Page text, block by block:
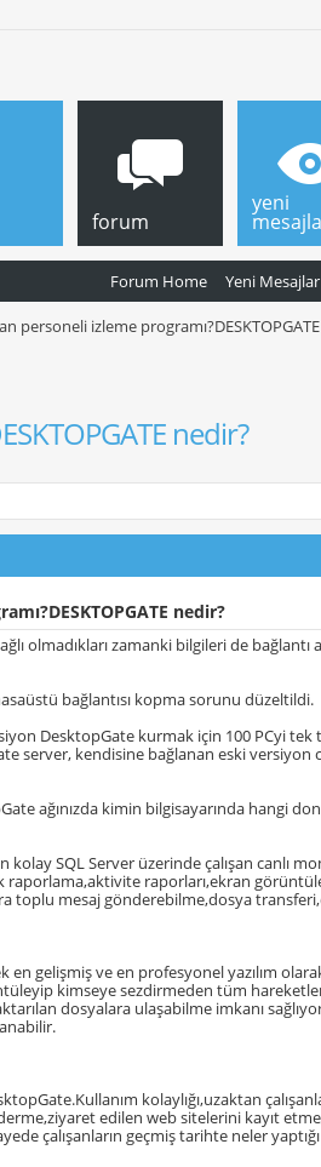
forum
Forum Home Yeni Mesajlar
yeni
personeli izleme
nedir?
nedir?
olmadıkları zamanki bilgileri de
bağlantısı kopma sorunu düzeltildi.
DesktopGate kurmak için 100 PCyi
server, kendisine bağlanan eski
ağınızda kimin bilgisayarında hangi
SQL Server üzerinde çalışan canlı
raporlama,aktivite raporları,ekran
toplu mesaj gönderebilme,dosya
en gelişmiş ve en profesyonel yazılım
kimseye sezdirmeden tüm
dosyalara ulaşabilme imkanı
kolaylığı,uzaktan
edilen web sitelerini kayıt
çalışanların geçmiş tarihte neler